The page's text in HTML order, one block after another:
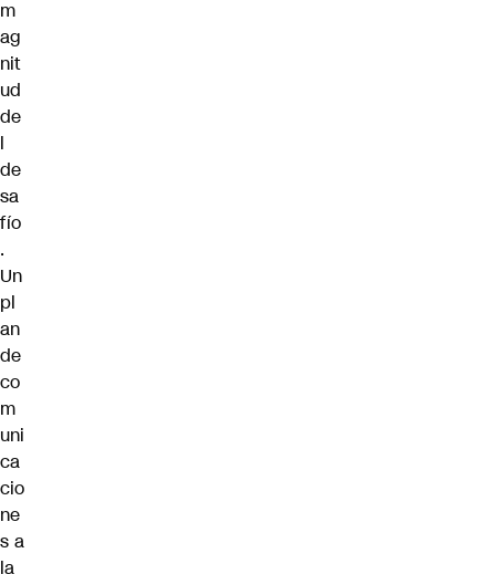
m
ag
nit
ud
de
l
de
sa
fío
.
Un
pl
an
de
co
m
uni
ca
cio
ne
s a
la